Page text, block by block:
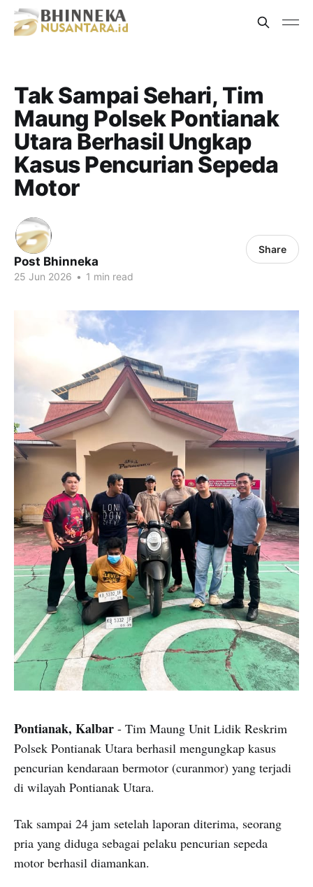
Tak Sampai Sehari, Tim
Maung Polsek Pontianak
Utara Berhasil Ungkap
Kasus Pencurian Sepeda
Motor
Post Bhinneka
25 Jun 2026 • 1 min read
Share
Pontianak, Kalbar - Tim Maung Unit Lidik Reskrim
Polsek Pontianak Utara berhasil mengungkap kasus
pencurian kendaraan bermotor (curanmor) yang terjadi
di wilayah Pontianak Utara.
Tak sampai 24 jam setelah laporan diterima, seorang
pria yang diduga sebagai pelaku pencurian sepeda
motor berhasil diamankan.